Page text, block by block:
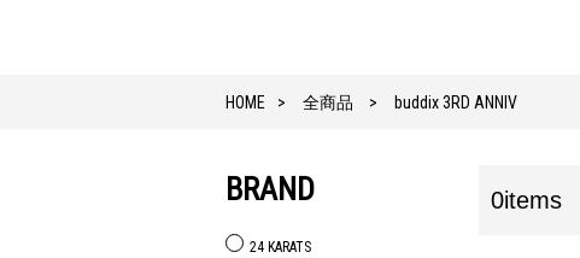
HOME 全商品 buddix 3RD ANNIV
BRAND
24 KARATS
0items